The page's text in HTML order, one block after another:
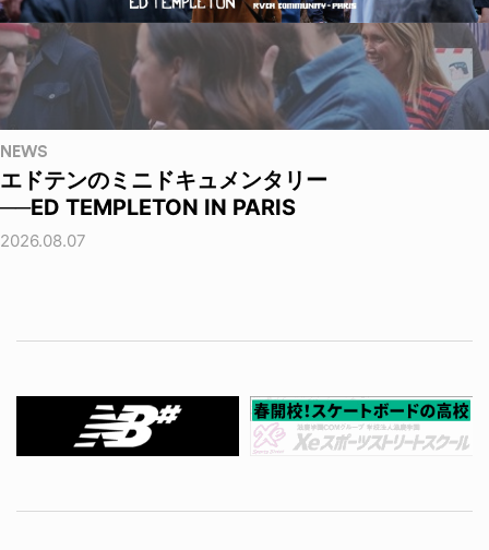
NEWS
エドテンのミニドキュメンタリー
──ED TEMPLETON IN PARIS
2026.08.07